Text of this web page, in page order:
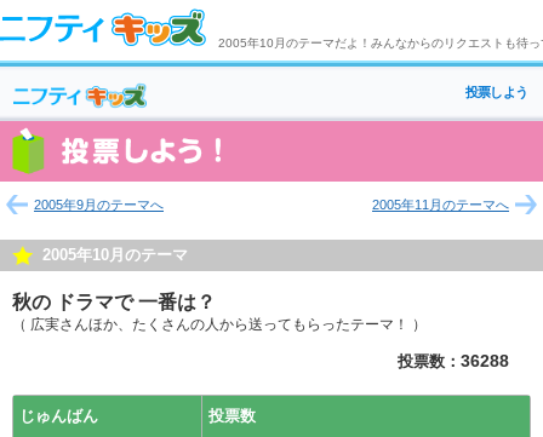
2005年10月のテーマだよ！みんなからのリクエストも待っ
投票しよう
2005年9月のテーマへ 2005年11月のテーマへ
2005年10月のテーマ
秋の ドラマで 一番は？
（ 広実さんほか、たくさんの人から送ってもらったテーマ！ ）
投票数： 36288
じゅんばん 投票数